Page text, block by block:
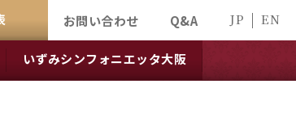
お問い合わせ Q&A JP EN
いずみシンフォニエッタ大阪